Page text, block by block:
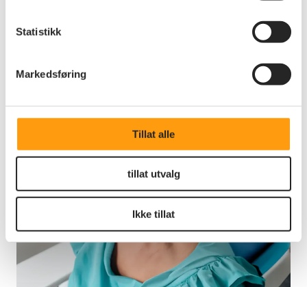
Statistikk
Markedsføring
Tillat alle
tillat utvalg
Ikke tillat